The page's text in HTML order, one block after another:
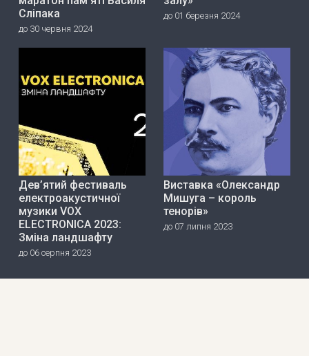
Сліпака
до 30 червня 2024
до 01 березня 2024
Дев’ятий фестиваль
електроакустичної
музики VOX
ELECTRONICA 2023:
Зміна ландшафту
до 06 серпня 2023
Виставка «Олександр
Мишуга – король
тенорів»
до 07 липня 2023